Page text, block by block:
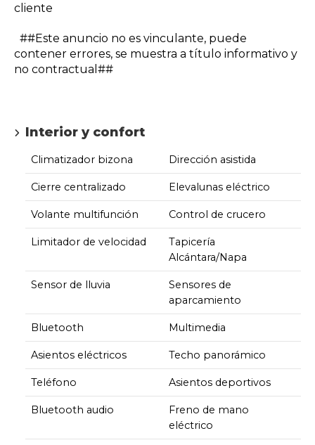
cliente
##Este anuncio no es vinculante, puede
contener errores, se muestra a título informativo y
no contractual##
Interior y confort
Climatizador bizona Dirección asistida
Cierre centralizado Elevalunas eléctrico
Volante multifunción Control de crucero
Limitador de velocidad
Tapicería
Alcántara/Napa
Sensor de lluvia
Sensores de
aparcamiento
Bluetooth Multimedia
Asientos eléctricos Techo panorámico
Teléfono Asientos deportivos
Bluetooth audio
Freno de mano
eléctrico